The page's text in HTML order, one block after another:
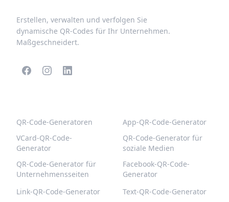
Erstellen, verwalten und verfolgen Sie
dynamische QR-Codes für Ihr Unternehmen.
Maßgeschneidert.
QR-Code-Generatoren
VCard-QR-Code-
Generator
QR-Code-Generator für
Unternehmensseiten
Link-QR-Code-Generator
App-QR-Code-Generator
QR-Code-Generator für
soziale Medien
Facebook-QR-Code-
Generator
Text-QR-Code-Generator